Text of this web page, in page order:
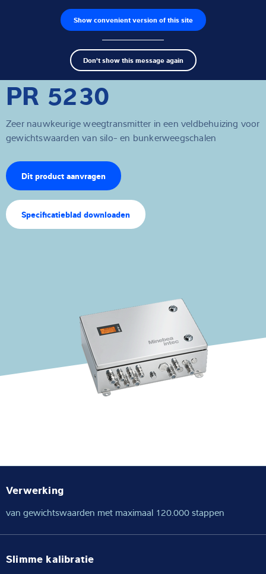
Show convenient version of this site
Don't show this message again
Product zoeken Jobs
Search
term
Weegelektronica
Inspectie oplossingen
Software
Op maat gemaakte
Service
PR 5230
Zeer nauwkeurige weegtransmitter in een veldbehuizing voor
gewichtswaarden van silo- en bunkerweegschalen
Dit product aanvragen
Specificatieblad downloaden
Verwerking
van gewichtswaarden met maximaal 120.000 stappen
Slimme kalibratie